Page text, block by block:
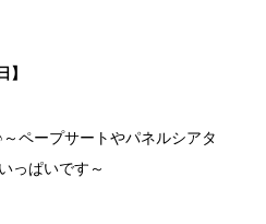
～ペープサートやパネルシアタ
っぱいです～